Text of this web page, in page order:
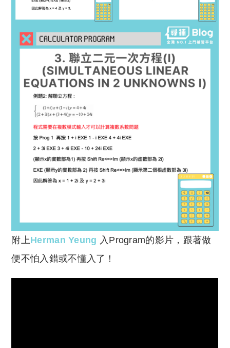
附上Herman Yeung 入Program的影片，跟著做
便不怕入錯或不懂入了！